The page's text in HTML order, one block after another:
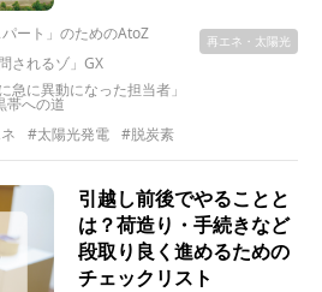
ート」のためのAtoZ
されるゾ」GX
急に異動になった担当者」
帯への道
#太陽光発電 #脱炭素
再エネ・太陽光
引越し前後でやることと
は？荷造り・手続きなど
段取り良く進めるための
チェックリスト